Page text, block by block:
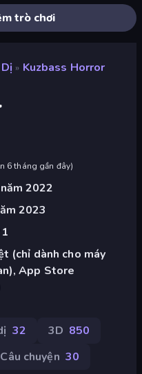
trò chơi
» Kuzbass Horror
6 tháng gần đây)
2022
2023
(chỉ dành cho máy
App Store
32 3D 850
Câu chuyện 30